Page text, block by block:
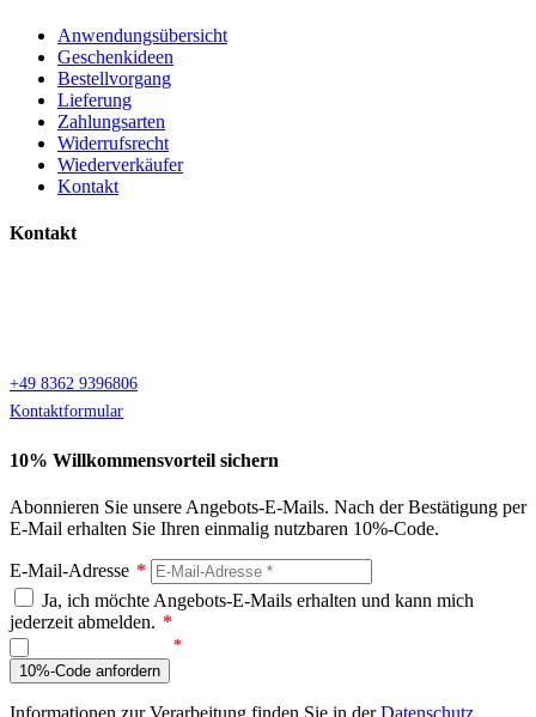
Anwendungsübersicht
Geschenkideen
Bestellvorgang
Lieferung
Zahlungsarten
Widerrufsrecht
Wiederverkäufer
Kontakt
Kontakt
+49 8362 9396806
Kontaktformular
10% Willkommensvorteil sichern
Abonnieren Sie unsere Angebots-E-Mails. Nach der Bestätigung per
E-Mail erhalten Sie Ihren einmalig nutzbaren 10%-Code.
E-Mail-Adresse *
Ja, ich möchte Angebots-E-Mails erhalten und kann mich
jederzeit abmelden. *
10%-Code anfordern
Informationen zur Verarbeitung finden Sie in derDatenschutz